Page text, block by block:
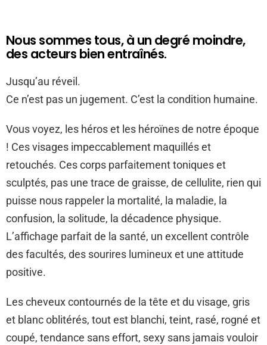
Nous sommes tous, à un degré moindre,
des acteurs bien entraînés.
Jusqu’au réveil.
Ce n’est pas un jugement. C’est la condition humaine.
Vous voyez, les héros et les héroïnes de notre époque
! Ces visages impeccablement maquillés et
retouchés. Ces corps parfaitement toniques et
sculptés, pas une trace de graisse, de cellulite, rien qui
puisse nous rappeler la mortalité, la maladie, la
confusion, la solitude, la décadence physique.
L’affichage parfait de la santé, un excellent contrôle
des facultés, des sourires lumineux et une attitude
positive.
Les cheveux contournés de la tête et du visage, gris
et blanc oblitérés, tout est blanchi, teint, rasé, rogné et
coupé, tendance sans effort, sexy sans jamais vouloir